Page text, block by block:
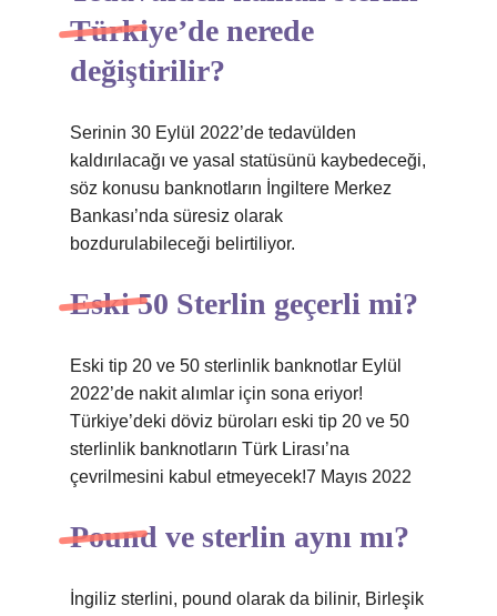
Türkiye’de nerede
değiştirilir?
Serinin 30 Eylül 2022’de tedavülden
kaldırılacağı ve yasal statüsünü kaybedeceği,
söz konusu banknotların İngiltere Merkez
Bankası’nda süresiz olarak
bozdurulabileceği belirtiliyor.
Eski 50 Sterlin geçerli mi?
Eski tip 20 ve 50 sterlinlik banknotlar Eylül
2022’de nakit alımlar için sona eriyor!
Türkiye’deki döviz büroları eski tip 20 ve 50
sterlinlik banknotların Türk Lirası’na
çevrilmesini kabul etmeyecek!7 Mayıs 2022
Pound ve sterlin aynı mı?
İngiliz sterlini, pound olarak da bilinir, Birleşik